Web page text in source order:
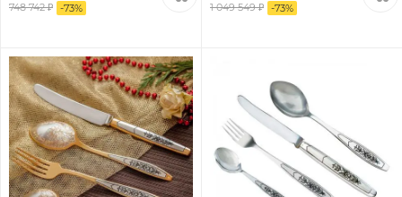
748 742 ₽ -73% 1 049 549 ₽ -73%